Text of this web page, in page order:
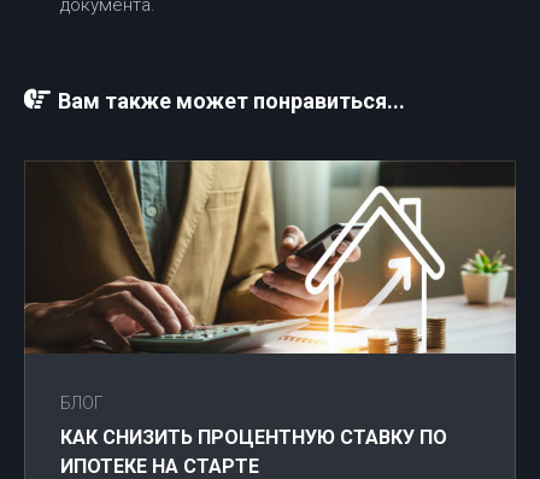
документа.
Вам также может понравиться...
БЛОГ
КАК СНИЗИТЬ ПРОЦЕНТНУЮ СТАВКУ ПО
ИПОТЕКЕ НА СТАРТЕ